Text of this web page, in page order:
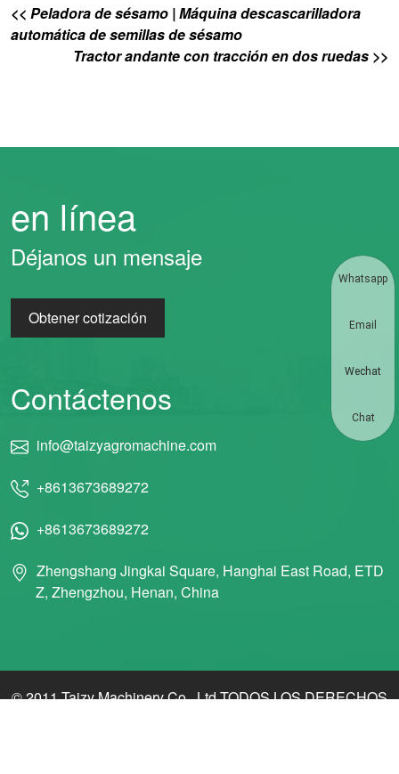
<< Peladora de sésamo | Máquina descascarilladora
automática de semillas de sésamo
Tractor andante con tracción en dos ruedas >>
en línea
Déjanos un mensaje
Obtener cotización
Contáctenos
info@taizyagromachine.com
+8613673689272
+8613673689272
Zhengshang Jingkai Square, Hanghai East Road, ETD
Z, Zhengzhou, Henan, China
© 2011 Taizy Machinery Co., Ltd TODOS LOS DERECHOS
Whatsapp
Email
Wechat
Chat